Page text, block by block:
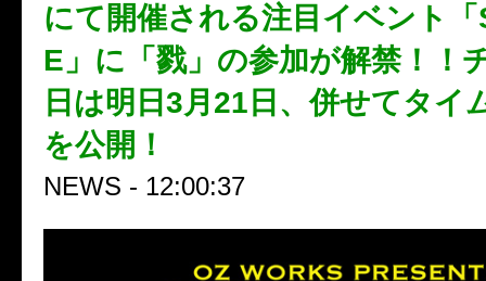
にて開催される注目イベント
E」に「戮」の参加が解禁！！
日は明日3月21日、併せてタイ
を公開！
NEWS - 12:00:37